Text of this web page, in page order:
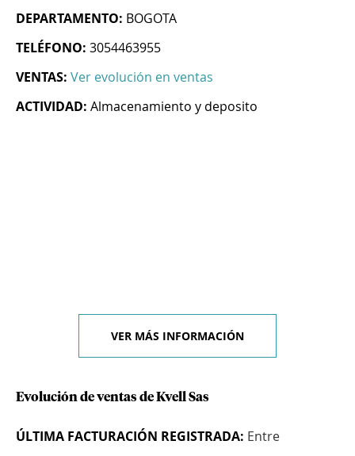
DEPARTAMENTO: BOGOTA
TELÉFONO: 3054463955
VENTAS: Ver evolución en ventas
ACTIVIDAD: Almacenamiento y deposito
VER MÁS INFORMACIÓN
Evolución de ventas de Kvell Sas
ÚLTIMA FACTURACIÓN REGISTRADA: Entre